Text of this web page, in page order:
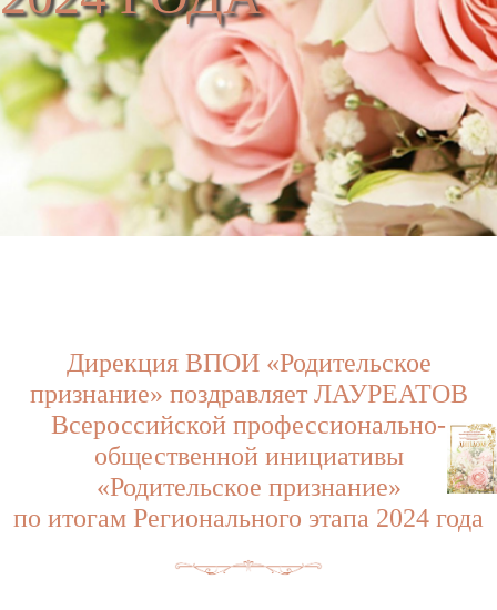
Дирекция ВПОИ «Родительское
признание» поздравляет ЛАУРЕАТОВ
Всероссийской профессионально-
общественной инициативы
«Родительское признание»
по итогам Регионального этапа 2024 года